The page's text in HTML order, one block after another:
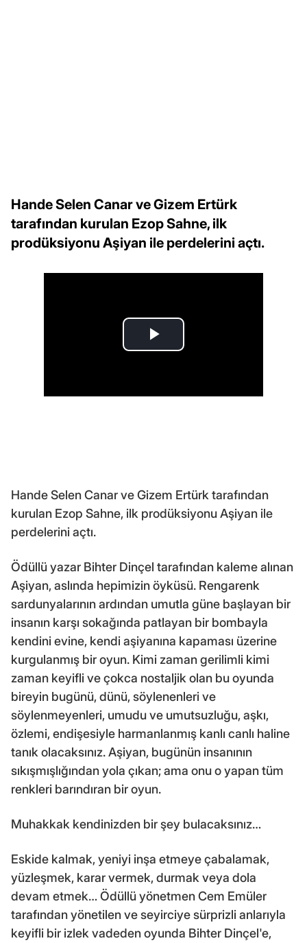
Hande Selen Canar ve Gizem Ertürk
tarafından kurulan Ezop Sahne, ilk
prodüksiyonu Aşiyan ile perdelerini açtı.
Hande Selen Canar ve Gizem Ertürk tarafından
kurulan Ezop Sahne, ilk prodüksiyonu Aşiyan ile
perdelerini açtı.
Ödüllü yazar Bihter Dinçel tarafından kaleme alınan
Aşiyan, aslında hepimizin öyküsü. Rengarenk
sardunyalarının ardından umutla güne başlayan bir
insanın karşı sokağında patlayan bir bombayla
kendini evine, kendi aşiyanına kapaması üzerine
kurgulanmış bir oyun. Kimi zaman gerilimli kimi
zaman keyifli ve çokca nostaljik olan bu oyunda
bireyin bugünü, dünü, söylenenleri ve
söylenmeyenleri, umudu ve umutsuzluğu, aşkı,
özlemi, endişesiyle harmanlanmış kanlı canlı haline
tanık olacaksınız. Aşiyan, bugünün insanının
sıkışmışlığından yola çıkan; ama onu o yapan tüm
renkleri barındıran bir oyun.
Muhakkak kendinizden bir şey bulacaksınız…
Eskide kalmak, yeniyi inşa etmeye çabalamak,
yüzleşmek, karar vermek, durmak veya dola
devam etmek… Ödüllü yönetmen Cem Emüler
tarafından yönetilen ve seyirciye sürprizli anlarıyla
keyifli bir izlek vadeden oyunda Bihter Dinçel'e,